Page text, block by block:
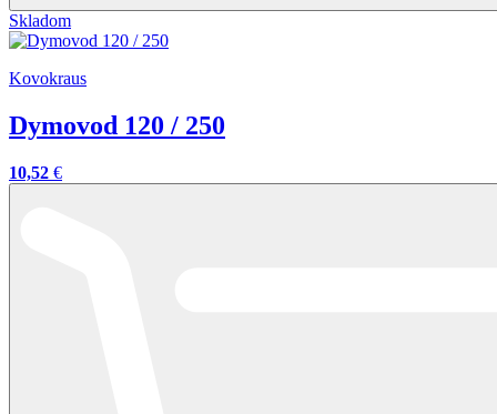
Skladom
Kovokraus
Dymovod 120 / 250
10,52 €